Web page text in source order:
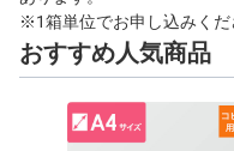
※1箱単位でお申し込みくだ
おすすめ人気商品